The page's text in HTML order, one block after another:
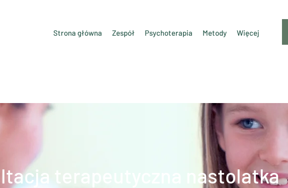
Strona główna Zespół Psychoterapia Metody Więcej
terapeutyczna nastolatka